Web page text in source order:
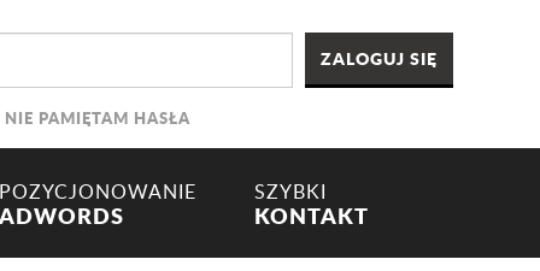
NIE PAMIĘTAM HASŁA
POZYCJONOWANIE
ADWORDS
SZYBKI
KONTAKT